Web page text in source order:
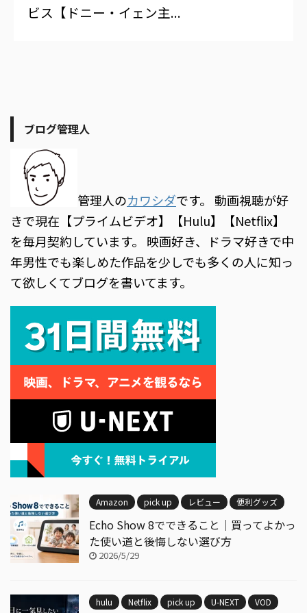
ビス【ドニー・イェン主...
ブログ管理人
管理人のカワシダです。 動画視聴が好
きで現在【プライムビデオ】【Hulu】【Netflix】
を毎月契約しています。 映画好き、ドラマ好きで中
年男性でも楽しめた作品を少しでも多くの人に知っ
て欲しくてブログを書いてます。
Amazon pick up レビュー 便利グッズ
Echo Show 8でできること｜買ってよかっ
た使い道と後悔しない選び方
2026/5/29
hulu Netflix pick up U-NEXT VOD